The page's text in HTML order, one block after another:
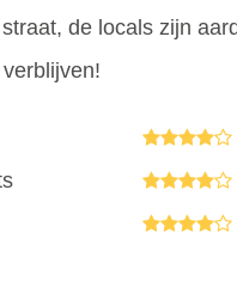
de locals zijn